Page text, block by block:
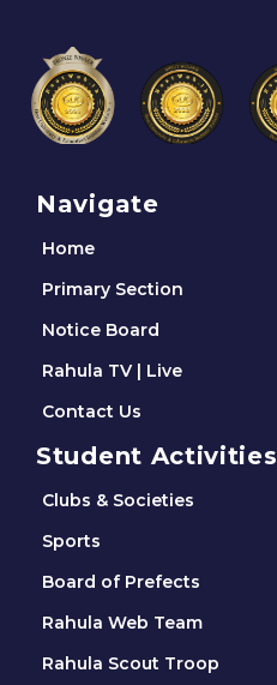
Navigate
Home
Primary Section
Notice Board
Rahula TV | Live
Contact Us
Student Activities
Clubs & Societies
Sports
Board of Prefects
Rahula Web Team
Rahula Scout Troop